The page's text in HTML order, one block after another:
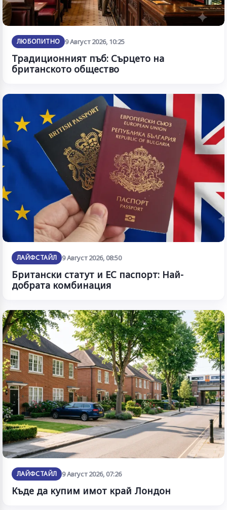
ЛЮБОПИТНО 9 Август 2026, 10:25
Традиционният пъб: Сърцето на
британското общество
ЛАЙФСТАЙЛ 9 Август 2026, 08:50
Британски статут и ЕС паспорт: Най-
добрата комбинация
ЛАЙФСТАЙЛ 9 Август 2026, 07:26
Къде да купим имот край Лондон